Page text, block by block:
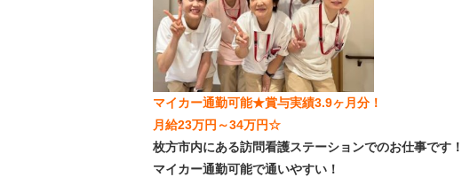
マイカー通勤可能★賞与実績3.9ヶ月分！
月給23万円～34万円☆
枚方市内にある訪問看護ステーションでのお仕事です！
マイカー通勤可能で通いやすい！